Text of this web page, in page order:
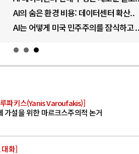
센터 확산..
잠식하고 ..
파키스(Yanis Varoufakis)]
가설을 위한 마르크스주의적 논거
대화]